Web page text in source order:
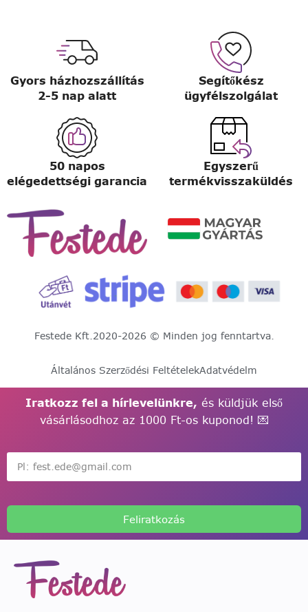
Gyors házhozszállítás
2-5 nap alatt
Segítőkész
ügyfélszolgálat
50 napos
elégedettségi garancia
Egyszerű
termékvisszaküldés
Festede Kft.2020-2026 © Minden jog fenntartva.
Általános Szerződési FeltételekAdatvédelm
Iratkozz fel a hírlevelünkre, és küldjük első
vásárlásodhoz az 1000 Ft-os kuponod! 💌
Feliratkozás